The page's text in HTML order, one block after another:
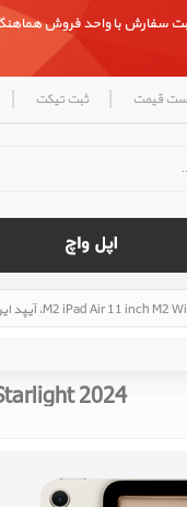
با واحد فروش هماهنگ
قیمت | ثبت تیکت |
2024